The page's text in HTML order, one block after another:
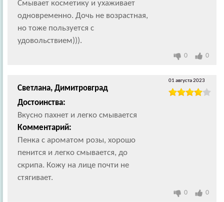
Смывает косметику и ухаживает
одновременно. Дочь не возрастная,
но тоже пользуется с
удовольствием))).
0 0
Светлана, Димитровград
Достоинства:
Вкусно пахнет и легко смывается
Комментарий:
Пенка с ароматом розы, хорошо
пенится и легко смывается, до
скрипа. Кожу на лице почти не
стягивает.
01 августа 2023
0 0